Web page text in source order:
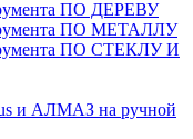
ПО ДЕРЕВУ
ПО МЕТАЛЛУ
ПО СТЕКЛУ И
и АЛМАЗ на ручной